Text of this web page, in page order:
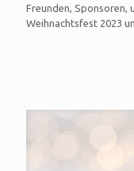
Freunden, Sponsoren,
Weihnachtsfest 2023